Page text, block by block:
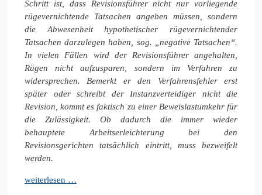
Schritt ist, dass Revisionsführer nicht nur vorliegende
rügevernichtende Tatsachen angeben müssen, sondern
die Abwesenheit hypothetischer rügevernichtender
Tatsachen darzulegen haben, sog. „negative Tatsachen“.
In vielen Fällen wird der Revisionsführer angehalten,
Rügen nicht aufzusparen, sondern im Verfahren zu
widersprechen. Bemerkt er den Verfahrensfehler erst
später oder schreibt der Instanzverteidiger nicht die
Revision, kommt es faktisch zu einer Beweislastumkehr für
die Zulässigkeit. Ob dadurch die immer wieder
behauptete Arbeitserleichterung bei den
Revisionsgerichten tatsächlich eintritt, muss bezweifelt
werden.
weiterlesen …